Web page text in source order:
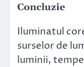
Concluzie
Iluminatul
surselor de
luminii,